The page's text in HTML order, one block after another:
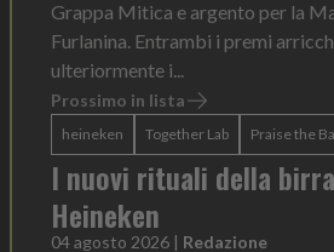
Grappa Mitica e argento per la
Furlanina. Entrambi i premi
ulteriormente i...
Prossimo in lista
heineken Together Lab Praise the
I nuovi rituali della
Heineken
04 agosto 2026 | Redazione